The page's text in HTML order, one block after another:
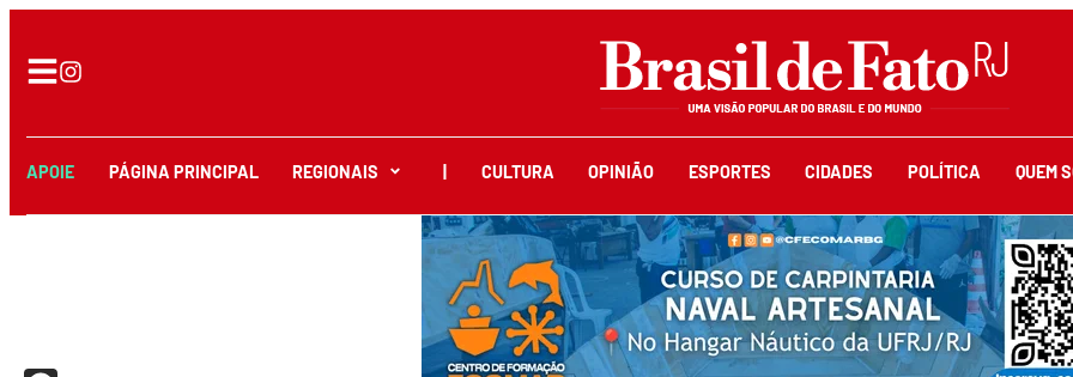
APOIE PÁGINA PRINCIPAL REGIONAIS CULTURA OPINIÃO ESPORTES CIDADES POLÍTICA QUEM